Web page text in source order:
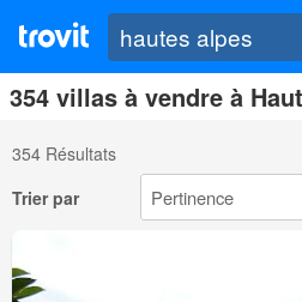
354 villas à vendre à
354 Résultats
Trier par